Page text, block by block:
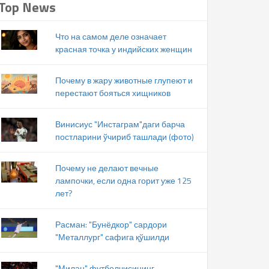
News
Что на самом деле означает
красная точка у индийских женщин
Почему в жару животные глупеют и
перестают бояться хищников
Винисиус "Инстаграм"даги барча
постларини ўчириб ташлади (фото)
Почему не делают вечные
лампочки, если одна горит уже 125
лет?
Расман: "Бунёдкор" сардори
"Металлург" сафига қўшилди